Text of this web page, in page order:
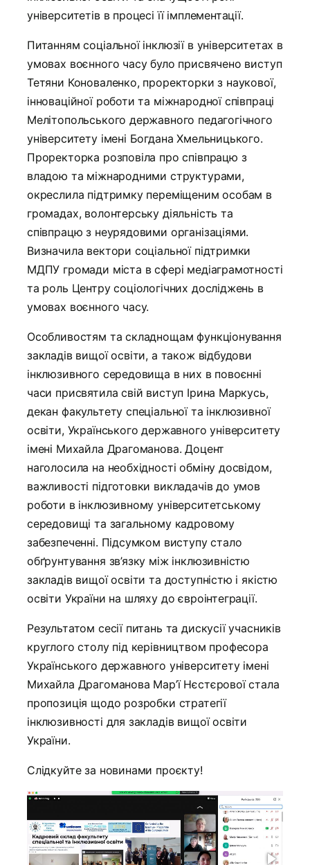
університетів в процесі її імплементації.
Питанням соціальної інклюзії в університетах в
умовах воєнного часу було присвячено виступ
Тетяни Коноваленко, проректорки з наукової,
інноваційної роботи та міжнародної співпраці
Мелітопольського державного педагогічного
університету імені Богдана Хмельницького.
Проректорка розповіла про співпрацю з
владою та міжнародними структурами,
окреслила підтримку переміщеним особам в
громадах, волонтерську діяльність та
співпрацю з неурядовими організаціями.
Визначила вектори соціальної підтримки
МДПУ громади міста в сфері медіаграмотності
та роль Центру соціологічних досліджень в
умовах воєнного часу.
Особливостям та складнощам функціонування
закладів вищої освіти, а також відбудови
інклюзивного середовища в них в повоєнні
часи присвятила свій виступ Ірина Маркусь,
декан факультету спеціальної та інклюзивної
освіти, Українського державного університету
імені Михайла Драгоманова. Доцент
наголосила на необхідності обміну досвідом,
важливості підготовки викладачів до умов
роботи в інклюзивному університетському
середовищі та загальному кадровому
забезпеченні. Підсумком виступу стало
обґрунтування зв’язку між інклюзивністю
закладів вищої освіти та доступністю і якістю
освіти України на шляху до євроінтеграції.
Результатом сесії питань та дискусії учасників
круглого столу під керівництвом професора
Українського державного університету імені
Михайла Драгоманова Мар’ї Нєстєрової стала
пропозиція щодо розробки стратегії
інклюзивності для закладів вищої освіти
України.
Слідкуйте за новинами проєкту!